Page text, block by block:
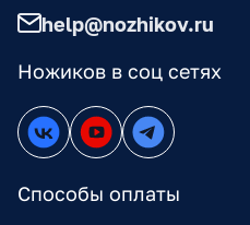
Ножиков в соц сетях
Способы оплаты
help@nozhikov.ru